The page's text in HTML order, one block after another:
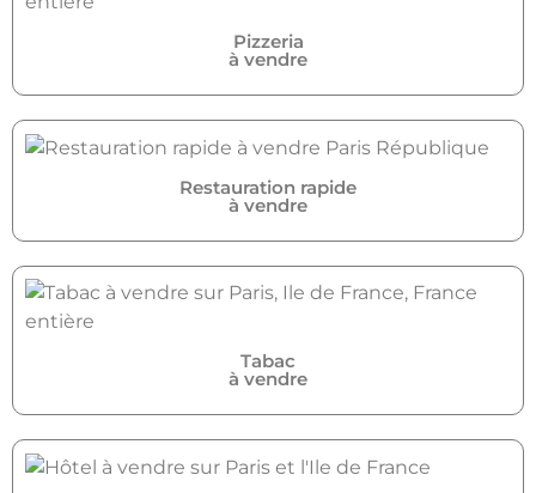
Pizzeria
à vendre
Restauration rapide
à vendre
Tabac
à vendre